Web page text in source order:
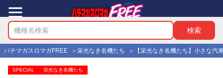
パチマガスロマガFREE 栄光なき名機たち 【栄光なき名機たち】小さな
SPECIAL 栄光なき名機たち